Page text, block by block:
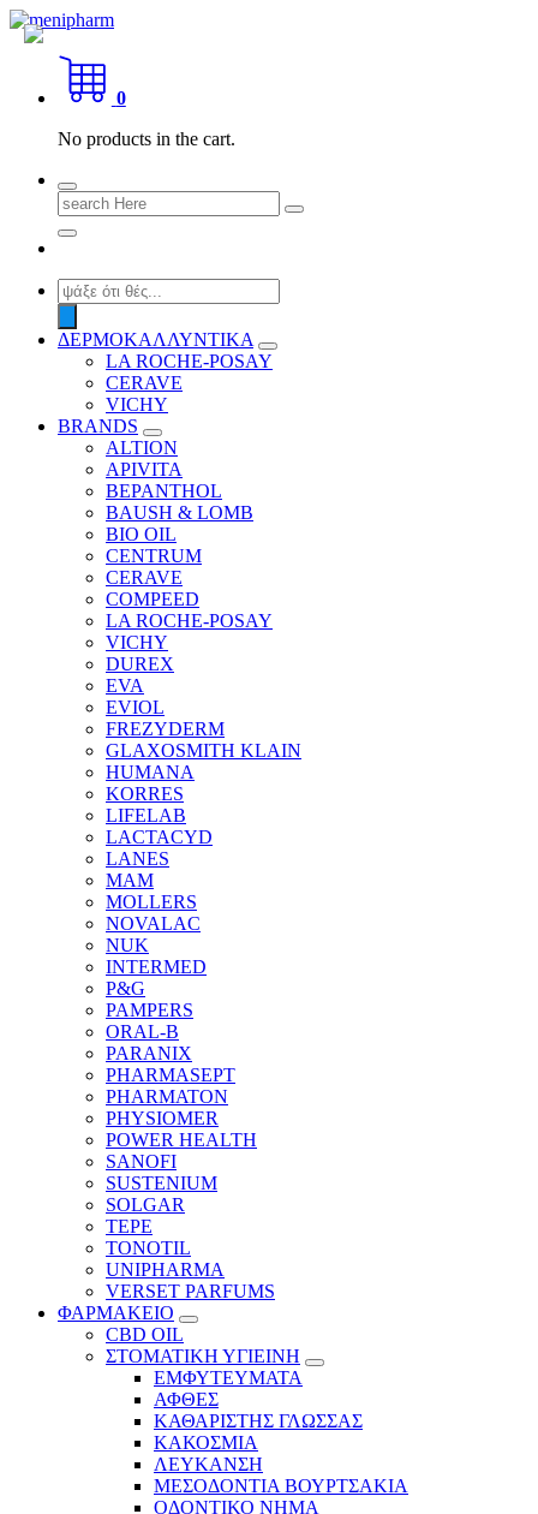
Skip
content
shop 2 easily
0
No products in the cart.
Search
for:
Products
search
ΔΕΡΜΟΚΑΛΛΥΝΤΙΚΑ
LA ROCHE-POSAY
CERAVE
VICHY
BRANDS
ALTION
APIVITA
BEPANTHOL
BAUSH & LOMB
BIO OIL
CENTRUM
CERAVE
COMPEED
LA ROCHE-POSAY
VICHY
DUREX
EVA
EVIOL
FREZYDERM
GLAXOSMITH KLAIN
HUMANA
KORRES
LIFELAB
LACTACYD
LANES
MAM
MOLLERS
NOVALAC
NUK
INTERMED
P&G
PAMPERS
ORAL-B
PARANIX
PHARMASEPT
PHARMATON
PHYSIOMER
POWER HEALTH
SANOFI
SUSTENIUM
SOLGAR
TEPE
TONOTIL
UNIPHARMA
VERSET PARFUMS
ΦΑΡΜΑΚΕΙΟ
CBD OIL
ΣΤΟΜΑΤΙΚΗ ΥΓΙΕΙΝΗ
ΕΜΦΥΤΕΥΜΑΤΑ
ΑΦΘΕΣ
ΚΑΘΑΡΙΣΤΗΣ ΓΛΩΣΣΑΣ
ΚΑΚΟΣΜΙΑ
ΛΕΥΚΑΝΣΗ
ΜΕΣΟΔΟΝΤΙΑ ΒΟΥΡΤΣΑΚΙΑ
ΟΔΟΝΤΙΚΟ ΝΗΜΑ